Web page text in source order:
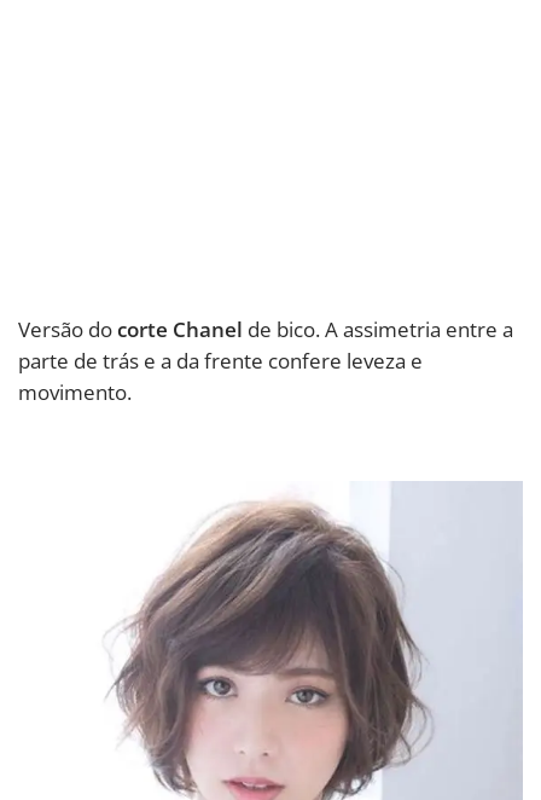
Versão docorte Chanel de bico. A assimetria entre a
parte de trás e a da frente confere leveza e
movimento.